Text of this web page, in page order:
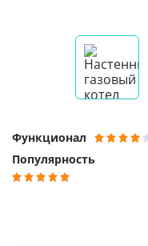
Функционал
Популярность